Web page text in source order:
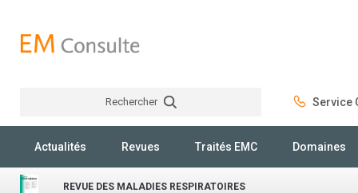
Rechercher Service
Actualités Revues Traités EMC Domaines
REVUE DES MALADIES RESPIRATOIRES